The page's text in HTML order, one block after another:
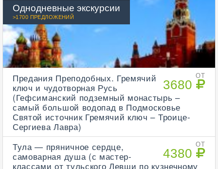
Однодневные экскурсии
>1700 ПРЕДЛОЖЕНИЙ
ОТ
3680
Предания Преподобных. Гремячий
ключ и чудотворная Русь
(Гефсиманский подземный монастырь –
самый большой водопад в Подмосковье
Святой источник Гремячий ключ – Троице-
Сергиева Лавра)
ОТ
4380
Тула — пряничное сердце,
самоварная душа (с мастер-
классами от тульского Левши по кузнечному